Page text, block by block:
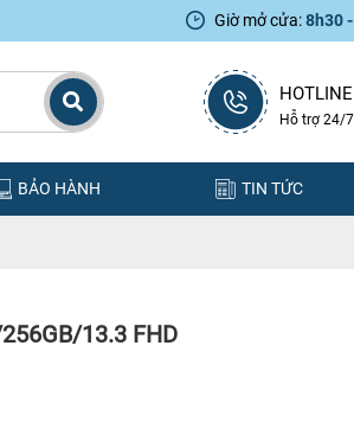
Giờ mở cửa:8h30
Hỗ trợ 24/
BẢO HÀNH TIN TỨC
13.3 FHD